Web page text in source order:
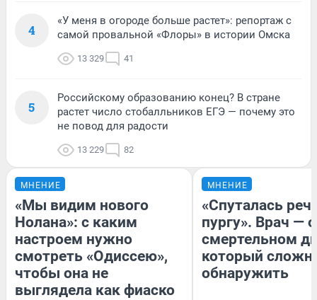
4
«У меня в огороде больше растет»: репортаж с
самой провальной «Флоры» в истории Омска
13 329 41
5
Российскому образованию конец? В стране
растет число стобалльников ЕГЭ — почему это
не повод для радости
13 229 82
МНЕНИЕ
«Мы видим нового
Нолана»: с каким
настроем нужно
смотреть «Одиссею»,
чтобы она не
выглядела как фиаско
МНЕНИЕ
«Спуталась
пургу». Врач — о
смертельном
который
обнаружить